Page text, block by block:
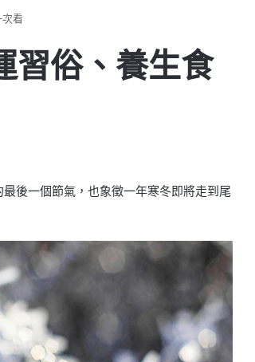
看
習俗、養生食
最後一個節氣，也象徵一年寒冬即將走到尾